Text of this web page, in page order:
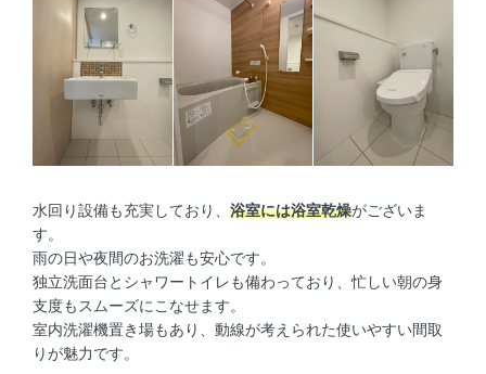
水回り設備も充実しており、 浴室には浴室乾燥がございま
す。
雨の日や夜間のお洗濯も安心です。
独立洗面台とシャワートイレも備わっており、忙しい朝の身
支度もスムーズにこなせます。
室内洗濯機置き場もあり、動線が考えられた使いやすい間取
りが魅力です。